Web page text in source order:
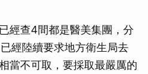
經查4間都是醫美集團，分
經陸續要求地方衛生局去
當不可取，要採取最嚴厲的